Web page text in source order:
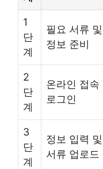
1
단
계
필요 서류 및
정보 준비
2
단
계
온라인 접속
로그인
3
단
계
정보 입력 및
서류 업로드